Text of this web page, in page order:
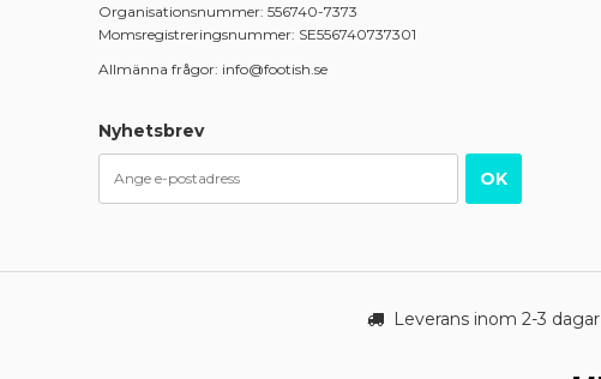
Organisationsnummer: 556740-7373
Momsregistreringsnummer: SE556740737301
Allmänna frågor: info@footish.se
Nyhetsbrev
OK
Leverans inom 2-3 dagar